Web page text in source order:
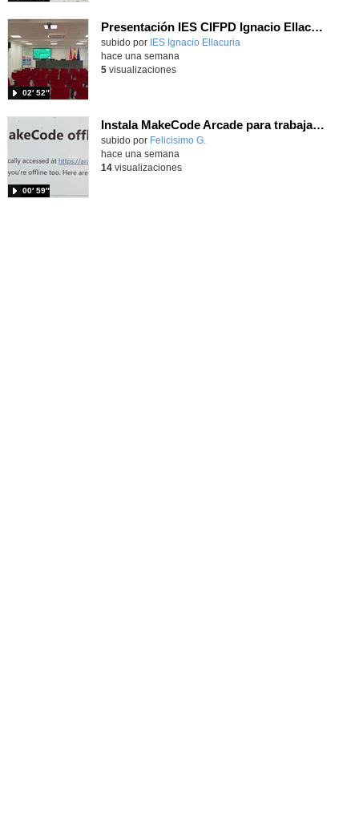
Presentación IES CIFPD Ignacio Ellacuría
Contenido educativo.
subido por IES Ignacio Ellacuria
02′ 52″
hace una semana
5visualizaciones
Instala MakeCode Arcade para trabajar offline en tu tablet, ordenador, Chromebook
Contenido educativo.
subido por Felicisimo G.
00′ 59″
hace una semana
14visualizaciones